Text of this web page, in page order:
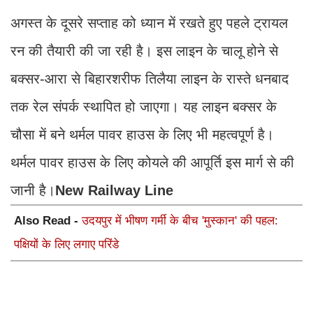
अगस्त के दूसरे सप्ताह को ध्यान में रखते हुए पहले ट्रायल
रन की तैयारी की जा रही है। इस लाइन के चालू होने से
बक्सर-आरा से बिहारशरीफ तिलैया लाइन के रास्ते धनबाद
तक रेल संपर्क स्थापित हो जाएगा। यह लाइन बक्सर के
चौसा में बने थर्मल पावर हाउस के लिए भी महत्वपूर्ण है।
थर्मल पावर हाउस के लिए कोयले की आपूर्ति इस मार्ग से की
जानी है। New Railway Line
Also Read -उदयपुर में भीषण गर्मी के बीच 'मुस्कान' की पहल:
पक्षियों के लिए लगाए परिंडे